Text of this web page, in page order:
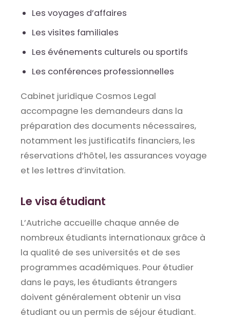
Les voyages d’affaires
Les visites familiales
Les événements culturels ou sportifs
Les conférences professionnelles
Cabinet juridique Cosmos Legal
accompagne les demandeurs dans la
préparation des documents nécessaires,
notamment les justificatifs financiers, les
réservations d’hôtel, les assurances voyage
et les lettres d’invitation.
Le visa étudiant
L’Autriche accueille chaque année de
nombreux étudiants internationaux grâce à
la qualité de ses universités et de ses
programmes académiques. Pour étudier
dans le pays, les étudiants étrangers
doivent généralement obtenir un visa
étudiant ou un permis de séjour étudiant.